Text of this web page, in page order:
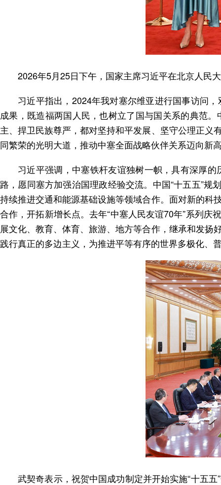
2026年5月25日下午，国家主席习近平在北京人民
习近平指出，2024年我对塞尔维亚进行国事访问
成果，既造福两国人民，也树立了国与国关系的典范
主、捍卫民族尊严，都对坚持和平发展、坚守公理正
同繁荣的光明大道，推动中塞全面战略伙伴关系迈向新
习近平强调，中塞铁杆友谊独树一帜，具有深厚
路，愿同塞方加强治国理政经验交流。中国“十五五”
持续推进交通和能源基础设施等领域合作。面对新的科
合作，开拓新增长点。去年“中塞人民友谊70年”系列
展文化、教育、体育、旅游、地方等合作，继承和发
践行真正的多边主义，为推进平等有序的世界多极化、
武契奇表示，祝贺中国成功制定并开始实施“十五